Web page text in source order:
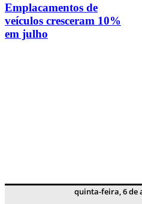
Emplacamentos de
veículos cresceram 10%
em julho
quinta-feira, 6 de